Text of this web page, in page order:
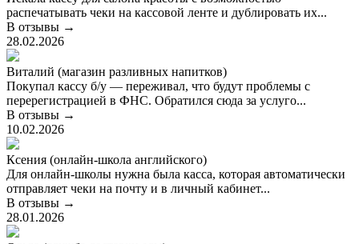
распечатывать чеки на кассовой ленте и дублировать их...
В отзывы →
28.02.2026
Виталий (магазин разливных напитков)
Покупал кассу б/у — переживал, что будут проблемы с
перерегистрацией в ФНС. Обратился сюда за услуго...
В отзывы →
10.02.2026
Ксения (онлайн-школа английского)
Для онлайн-школы нужна была касса, которая автоматически
отправляет чеки на почту и в личный кабинет...
В отзывы →
28.01.2026